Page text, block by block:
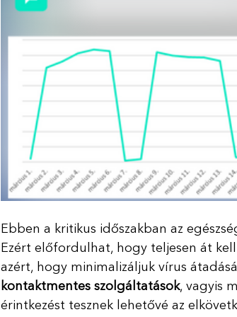
Ebben a kritikus időszakban az
Ezért előfordulhat, hogy teljesen át
azért, hogy minimalizáljuk vírus
kontaktmentes szolgáltatások, vagyis
érintkezést tesznek lehetővé az